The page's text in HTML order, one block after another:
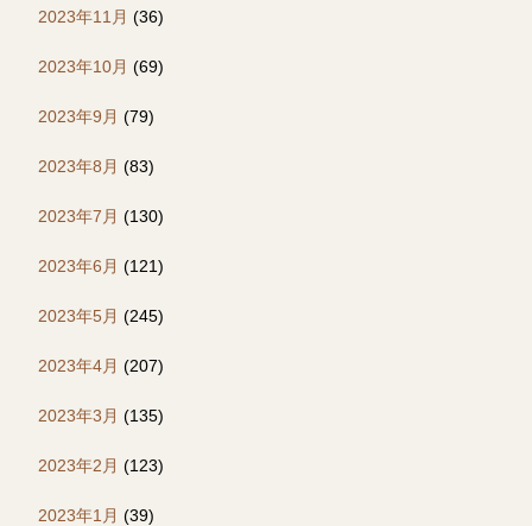
2023年11月 (36)
2023年10月 (69)
2023年9月 (79)
2023年8月 (83)
2023年7月 (130)
2023年6月 (121)
2023年5月 (245)
2023年4月 (207)
2023年3月 (135)
2023年2月 (123)
2023年1月 (39)